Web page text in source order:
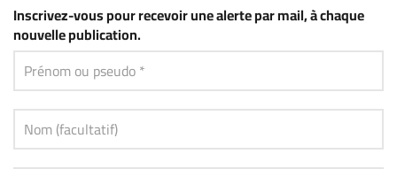
Inscrivez-vouspour recevoir une alerte par mail, à chaque
nouvelle publication.